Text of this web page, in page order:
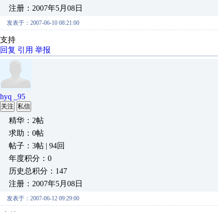
注册：2007年5月08日
发表于：2007-06-10 08:21:00
支持
回复 引用 举报
hyq _95
关注 私信
精华：2帖
求助：0帖
帖子：3帖 | 94回
年度积分：0
历史总积分：147
注册：2007年5月08日
发表于：2007-06-12 09:29:00